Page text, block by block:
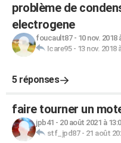
problème de
electrogene
foucault87- 10 nov. 2018
Icare95- 13 nov. 2018
5 réponses
faire tourner un
jpb41 - 20 août 2021 à
stf_jpd87- 21 août